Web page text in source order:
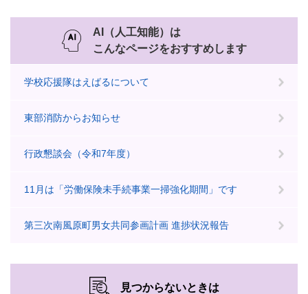
AI（人工知能）は
こんなページをおすすめします
学校応援隊はえばるについて
東部消防からお知らせ
行政懇談会（令和7年度）
11月は「労働保険未手続事業一掃強化期間」です
第三次南風原町男女共同参画計画 進捗状況報告
見つからないときは